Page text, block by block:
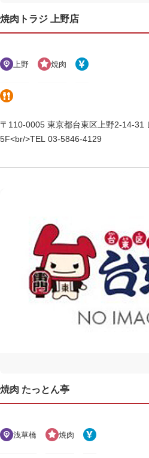
焼肉トラジ 上野店
上野 焼肉
〒110-0005 東京都台東区上野2-14-31
5F<br/>TEL 03-5846-4129
焼肉 たっとん亭
浅草橋 焼肉